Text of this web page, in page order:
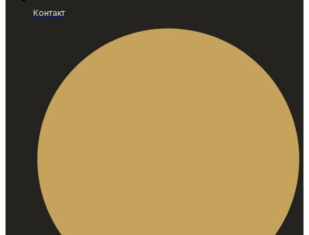
Контакт